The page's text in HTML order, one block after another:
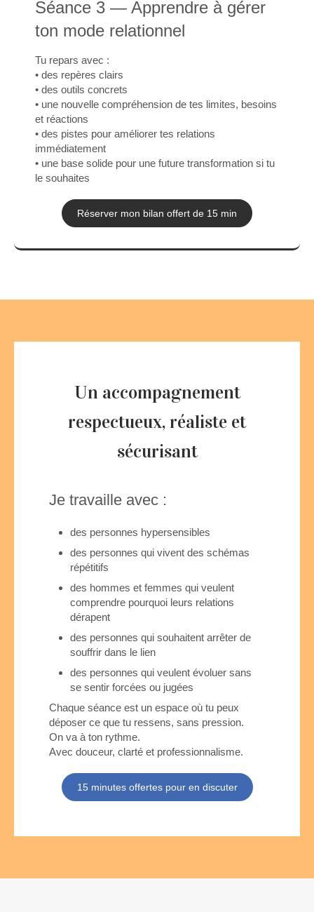
Séance 3 — Apprendre à gérer
ton mode relationnel
Tu repars avec :
• des repères clairs
• des outils concrets
• une nouvelle compréhension de tes limites, besoins
et réactions
• des pistes pour améliorer tes relations
immédiatement
• une base solide pour une future transformation si tu
le souhaites
Réserver mon bilan offert de 15 min
Un accompagnement
respectueux, réaliste et
sécurisant
Je travaille avec :
des personnes hypersensibles
des personnes qui vivent des schémas
répétitifs
des hommes et femmes qui veulent
comprendre pourquoi leurs relations
dérapent
des personnes qui souhaitent arrêter de
souffrir dans le lien
des personnes qui veulent évoluer sans
se sentir forcées ou jugées
Chaque séance est un espace où tu peux
déposer ce que tu ressens, sans pression.
On va à ton rythme.
Avec douceur, clarté et professionnalisme.
15 minutes offertes pour en discuter